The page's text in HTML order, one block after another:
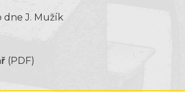
dne J. Mužík
(PDF)